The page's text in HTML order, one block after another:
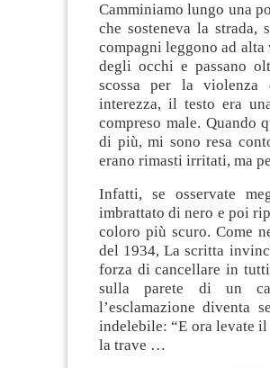
Camminiamo lungo una
che sosteneva la
compagni leggono ad alta
degli occhi e passano
scossa per la
interezza, il testo era
compreso male. Quando
di più, mi sono resa
erano rimasti irritati, ma
Infatti, se osservate
imbrattato di nero e poi
coloro più scuro. Come
del 1934, La scritta
forza di cancellare in
sulla parete di un
l’esclamazione diventa
indelebile: “E ora levate
la trave …